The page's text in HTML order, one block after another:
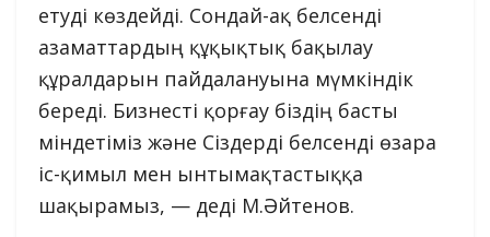
етуді көздейді. Сондай-ақ белсенді
азаматтардың құқықтық бақылау
құралдарын пайдалануына мүмкіндік
береді. Бизнесті қорғау біздің басты
міндетіміз және Сіздерді белсенді өзара
іс-қимыл мен ынтымақтастыққа
шақырамыз, — деді М.Әйтенов.